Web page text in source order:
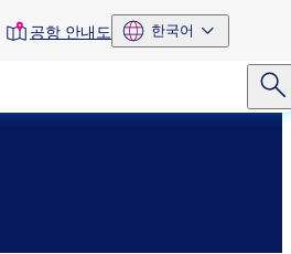
공항 안내도 한국어